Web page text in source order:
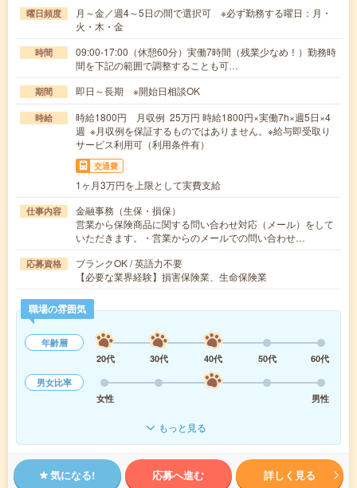
曜日頻度
月～金／週4～5日の間で選択可 ※必ず勤務する曜日：月・
火・木・金
時間
09:00-17:00（休憩60分）実働7時間（残業少なめ！）勤務時
間を下記の範囲で調整することも可…
期間 即日～長期 ※開始日相談OK
時給
時給1800円 月収例 25万円 時給1800円×実働7h×週5日×4
週 ※月収例を保証するものではありません。※給与即受取り
サービス利用可（利用条件有）
交通費
1ヶ月3万円を上限として実費支給
仕事内容
金融事務（生保・損保）
営業から保険商品に関する問い合わせ対応（メール）をして
いただきます。・営業からのメールでの問い合わせ…
応募資格
ブランクOK / 英語力不要
【必要な業界経験】損害保険業、生命保険業
職場の雰囲気
年齢層
20代
30代 40代 50代
60代
男女比率
女性
男性
もっと見る
気になる! 応募へ進む 詳しく見る